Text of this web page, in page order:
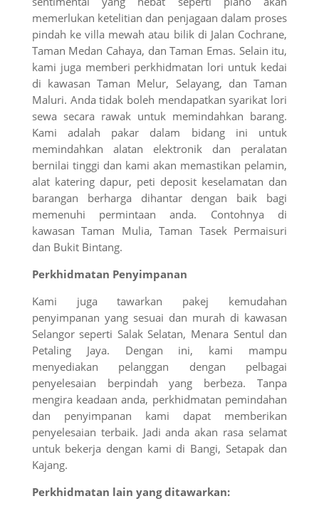
memerlukan ketelitian dan penjagaan dalam proses
pindah ke villa mewah atau bilik di Jalan Cochrane,
Taman Medan Cahaya, dan Taman Emas. Selain itu,
kami juga memberi perkhidmatan lori untuk kedai
di kawasan Taman Melur, Selayang, dan Taman
Maluri. Anda tidak boleh mendapatkan syarikat lori
sewa secara rawak untuk memindahkan barang.
Kami adalah pakar dalam bidang ini untuk
memindahkan alatan elektronik dan peralatan
bernilai tinggi dan kami akan memastikan pelamin,
alat katering dapur, peti deposit keselamatan dan
barangan berharga dihantar dengan baik bagi
memenuhi permintaan anda. Contohnya di
kawasan Taman Mulia, Taman Tasek Permaisuri
dan Bukit Bintang.
Perkhidmatan Penyimpanan
Kami juga tawarkan pakej kemudahan
penyimpanan yang sesuai dan murah di kawasan
Selangor seperti Salak Selatan, Menara Sentul dan
Petaling Jaya. Dengan ini, kami mampu
menyediakan pelanggan dengan pelbagai
penyelesaian berpindah yang berbeza. Tanpa
mengira keadaan anda, perkhidmatan pemindahan
dan penyimpanan kami dapat memberikan
penyelesaian terbaik. Jadi anda akan rasa selamat
untuk bekerja dengan kami di Bangi, Setapak dan
Kajang.
Perkhidmatan lain yang ditawarkan: